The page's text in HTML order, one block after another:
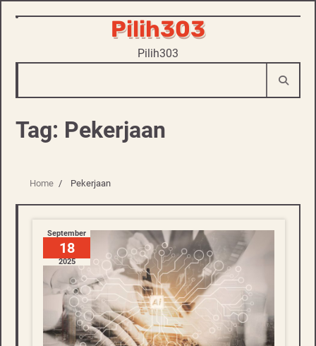
Skip
Pilih303
Pilih303
Tag: Pekerjaan
Home Pekerjaan
September
18
2025